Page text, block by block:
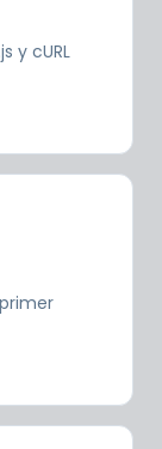
y cURL